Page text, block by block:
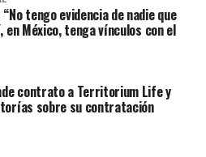
tengo evidencia de nadie que
en México, tenga vínculos con el
contrato a Territorium Life y
sobre su contratación